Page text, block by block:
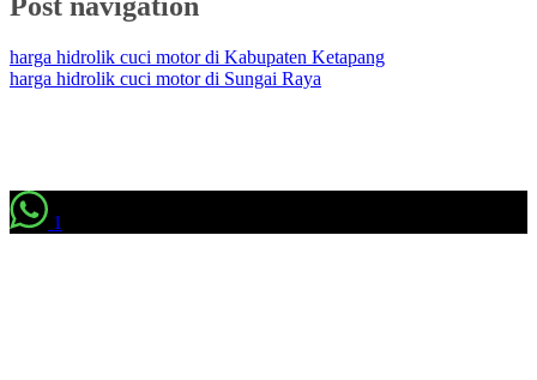
Post navigation
harga hidrolik cuci motor di Kabupaten Ketapang
harga hidrolik cuci motor di Sungai Raya
1